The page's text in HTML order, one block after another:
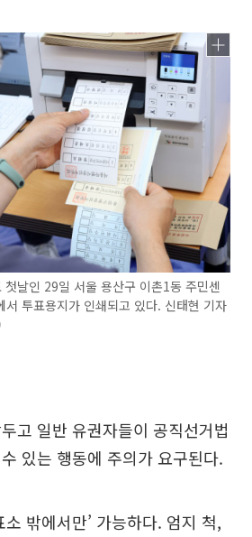
날인 29일 서울 용산구 이촌1동 주민센
서 투표용지가 인쇄되고 있다. 신태현 기자
고 일반 유권자들이 공직선거법
있는 행동에 주의가 요구된다.
소 밖에서만’ 가능하다. 엄지 척,